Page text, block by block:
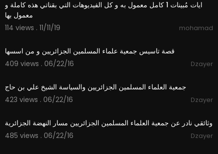
ايات مُبينات 1 كامل معمول به و كل الفيديوهات التي بقناتي هذه كاملة و
معمول بها
114 views . 11/11/19
mohamad
قصة تاسيس جمعية علماء المسلمين الجزائريين و من اسسها
409 views . 06/22/16
Dzayer
جمعية العلماء المسلمين الجزائريين والسياسة الشيخ علي بن حاج
423 views . 06/22/16
Dzayer
وثائقي نادر عن جمعية العلماء المسلمين الجزائريين مسار النهضة الجزائرية
485 views . 06/22/16
Dzayer